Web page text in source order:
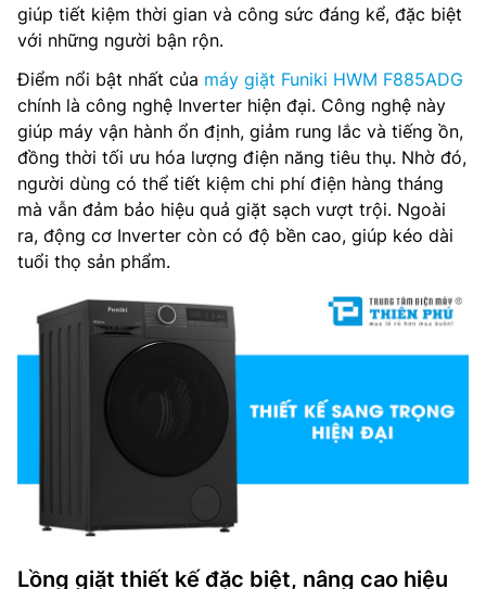
giúp tiết kiệm thời gian và công sức đáng kể, đặc biệt
với những người bận rộn.
Điểm nổi bật nhất của máy giặt Funiki HWM F885ADG
chính là công nghệ Inverter hiện đại. Công nghệ này
giúp máy vận hành ổn định, giảm rung lắc và tiếng ồn,
đồng thời tối ưu hóa lượng điện năng tiêu thụ. Nhờ đó,
người dùng có thể tiết kiệm chi phí điện hàng tháng
mà vẫn đảm bảo hiệu quả giặt sạch vượt trội. Ngoài
ra, động cơ Inverter còn có độ bền cao, giúp kéo dài
tuổi thọ sản phẩm.
Lồng giặt thiết kế đặc biệt, nâng cao hiệu